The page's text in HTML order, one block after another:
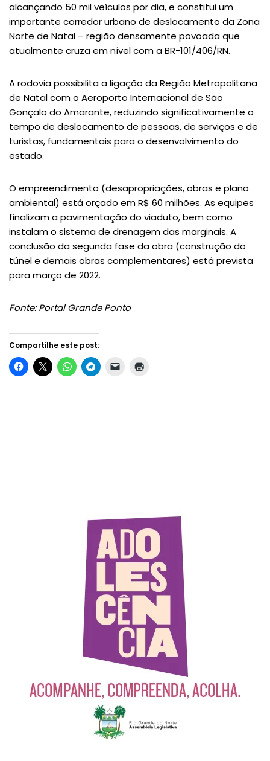
alcançando 50 mil veículos por dia, e constitui um
importante corredor urbano de deslocamento da Zona
Norte de Natal – região densamente povoada que
atualmente cruza em nível com a BR-101/406/RN.
A rodovia possibilita a ligação da Região Metropolitana
de Natal com o Aeroporto Internacional de São
Gonçalo do Amarante, reduzindo significativamente o
tempo de deslocamento de pessoas, de serviços e de
turistas, fundamentais para o desenvolvimento do
estado.
O empreendimento (desapropriações, obras e plano
ambiental) está orçado em R$ 60 milhões. As equipes
finalizam a pavimentação do viaduto, bem como
instalam o sistema de drenagem das marginais. A
conclusão da segunda fase da obra (construção do
túnel e demais obras complementares) está prevista
para março de 2022.
Fonte: Portal Grande Ponto
Compartilhe este post: